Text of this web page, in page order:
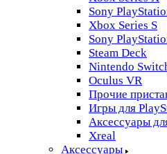
Sony
Xbox Series S
Sony
Steam Deck
Nintendo
Oculus VR
Прочие
Игры для
Аксессуары
Xreal
Аксессуары